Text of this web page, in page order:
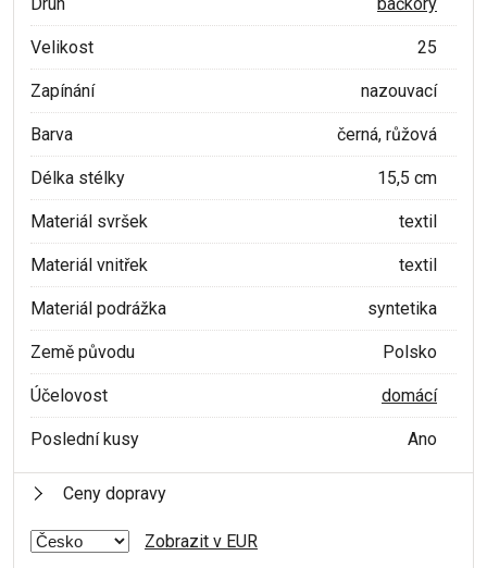
Velikost 25
Zapínání nazouvací
Barva černá, růžová
Délka stélky 15,5 cm
Materiál svršek textil
Materiál vnitřek textil
Materiál podrážka syntetika
Země původu Polsko
Účelovost domácí
Poslední kusy Ano
Ceny dopravy
Zobrazit v EUR